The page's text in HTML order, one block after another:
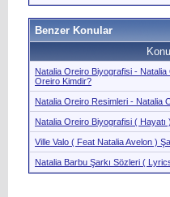
Benzer Konular
Konu
Natalia Oreiro Biyografisi - Natalia
Oreiro Kimdir?
Natalia Oreiro Resimleri - Natalia
Natalia Oreiro Biyografisi ( Hayatı )
Ville Valo ( Feat Natalia Avelon )
Natalia Barbu Şarkı Sözleri (